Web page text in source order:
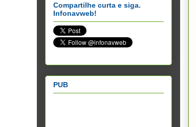
Compartilhe curta e siga.
Infonavweb!
PUB